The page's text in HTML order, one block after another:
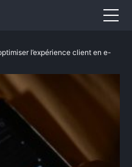
l’expérience client en e-